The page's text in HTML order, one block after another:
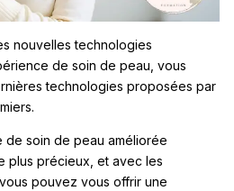
nouvelles technologies
de soin de peau, vous
technologies proposées par
.
de soin de peau améliorée
plus précieux, et avec les
pouvez vous offrir une